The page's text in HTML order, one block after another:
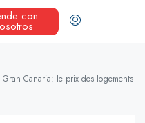
con
Gran Canaria: le prix des logements